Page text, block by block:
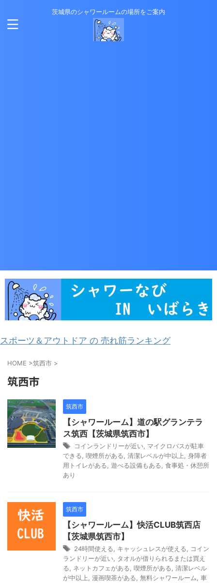
茨城県のシャワールームの場所をご案内
スポーツ＆アウトドア の 売れ筋ランキング
HOME >筑西市 >
筑西市
筑西市
【シャワールーム】道の駅グランテラ
ス筑西【茨城県筑西市】
コインランドリーが近い, マイクロバスが駐車
できる, 喫煙所がある, 清潔レベルが中以上, 身障者
用トイレがある, 遊べる設備もある, 食事処・休憩所
あり
筑西市
【シャワールーム】快活CLUB筑西店
【茨城県筑西市】
24時間使える, キャッシュレスが使える, コイン
ランドリーが近い, タオルが借りられるまたは買え
る, ネットカフェがある, 喫煙所がある, 清潔レベル
が中以上, 漫画喫茶がある, 無料シャワールーム, 車